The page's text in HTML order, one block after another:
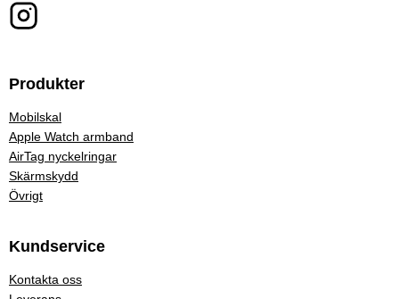
Produkter
Mobilskal
Apple Watch armband
AirTag nyckelringar
Skärmskydd
Övrigt
Kundservice
Kontakta oss